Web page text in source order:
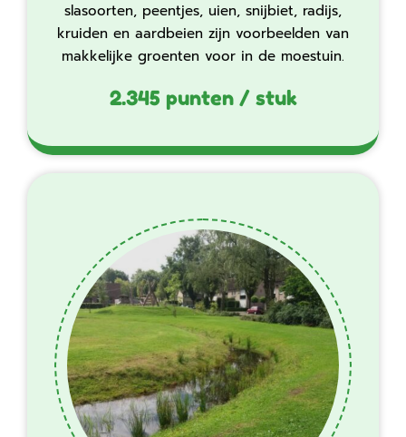
slasoorten, peentjes, uien, snijbiet, radijs,
kruiden en aardbeien zijn voorbeelden van
makkelijke groenten voor in de moestuin.‍‍
2.345 punten / stuk